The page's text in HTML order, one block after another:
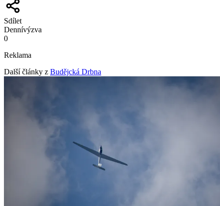
Sdílet
Dennívýzva
0
Reklama
Další články z Budějcká Drbna